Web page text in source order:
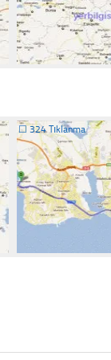
☐324 Tıklanma